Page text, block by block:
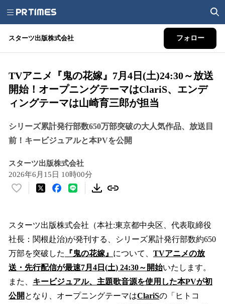
スターツ出版株式会社 フォロー
TVアニメ『鬼の花嫁』7月4日(土)24:30～放送
開始！オープニングテーマはClariS、エンデ
ィングテーマは山崎育三郎が担当
シリーズ累計発行部数650万部突破の大人気作品、放送目
前！キービジュアルと本PVを公開
スターツ出版株式会社
2026年6月15日 10時00分
い
！
数
を
読
み
込
み
中
スターツ出版株式会社（本社:東京都中央区、代表取締役
社長：関根赴治)が発刊する、シリーズ累計発行部数約650
万部を突破した
『鬼の花嫁』 について、 TVアニメの放
送・先行配信が最速7月4日(土) 24:30～開始いたします。
また、 キービジュアル、主題歌音源を使用した本PVが初
公開 となり、オープニングテーマはClariSの「ヒトコ